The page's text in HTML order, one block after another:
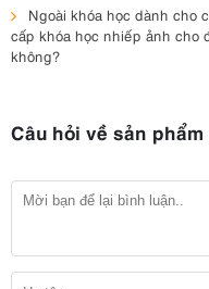
Ngoài khóa học dành cho
cấp khóa học nhiếp ảnh cho
không?
Câu hỏi về sản phẩm